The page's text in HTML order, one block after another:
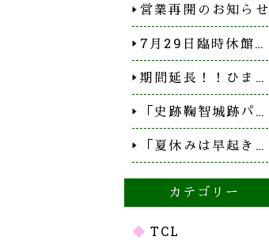
営業再開のお知らせ
7月29日臨時休館…
期間延長！！ひま…
「史跡鞠智城跡パ…
「夏休みは早起き…
カテゴリー
TCL